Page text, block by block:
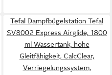
Tefal Dampfbügelstation Tefal
SV8002 Express Airglide, 1800
ml Wassertank, hohe
Gleitfähigkeit, CalcClear,
Verriegelungssystem,